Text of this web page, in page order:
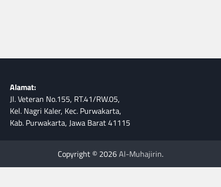
Alamat:
Jl. Veteran No.155, RT.41/RW.05,
Kel. Nagri Kaler, Kec. Purwakarta,
Kab. Purwakarta, Jawa Barat 41115
Copyright © 2026Al-Muhajirin.